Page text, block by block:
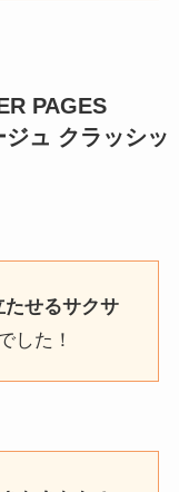
PAGES
ュ クラッシッ
せるサクサ
した！